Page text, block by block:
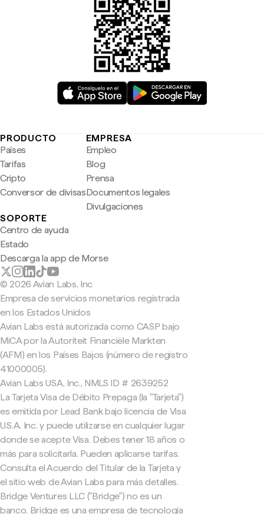
PRODUCTO
Países
Tarifas
Cripto
Conversor de divisas
EMPRESA
Empleo
Blog
Prensa
Documentos legales
Divulgaciones
SOPORTE
Centro de ayuda
Estado
Descarga la app de Morse
© 2026 Avian Labs, Inc
Empresa de servicios monetarios registrada
en los Estados Unidos
Avian Labs está autorizada como CASP bajo
MiCA por la Autoriteit Financiële Markten
(AFM) en los Países Bajos (número de registro
41000005).
Avian Labs USA, Inc., NMLS ID # 2639252
La Tarjeta Visa de Débito Prepaga (la "Tarjeta")
es emitida por Lead Bank bajo licencia de Visa
U.S.A. Inc. y puede utilizarse en cualquier lugar
donde se acepte Visa. Debes tener 18 años o
más para solicitarla. Pueden aplicarse tarifas.
Consulta el Acuerdo del Titular de la Tarjeta y
el sitio web de Avian Labs para más detalles.
Bridge Ventures LLC ("Bridge") no es un
banco. Bridge es una empresa de tecnología